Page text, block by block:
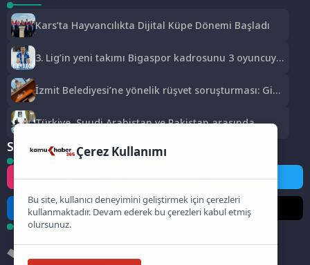
Kars’ta Hayvancılıkta Dijital Küpe Dönemi Başladı
3. Lig’in yeni takımı Bigaspor kadrosunu 3 oyuncuyla
İzmit Belediyesi’ne yönelik rüşvet soruşturması: Gizli
Türkiye, Suudi Arabistan ve Pakistan arasında
Sosyal Medya
Instagram Facebook Twitter
LinkedIn YouTube TikTok
Çerez Kullanımı
Bu site, kullanıcı deneyimini geliştirmek için çerezleri
kullanmaktadır. Devam ederek bu çerezleri kabul etmiş
olursunuz.